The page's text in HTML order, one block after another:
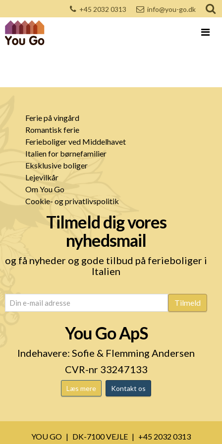
+45 2032 0313 info@you-go.dk
Ferie på vingård
Romantisk ferie
Ferieboliger ved Middelhavet
Italien for børnefamilier
Eksklusive boliger
Lejevilkår
Om You Go
Cookie- og privatlivspolitik
Tilmeld dig vores
nyhedsmail
og få nyheder og gode tilbud på ferieboliger i
Italien
email (Påkrævet) Tilmeld
You Go ApS
Indehavere: Sofie & Flemming Andersen
CVR-nr 33247133
Læs mere Kontakt os
YOU GO DK-7100 VEJLE
+45 2032 0313